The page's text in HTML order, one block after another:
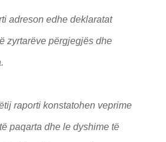
adreson edhe deklaratat
zyrtarëve përgjegjës dhe
raporti konstatohen veprime
paqarta dhe le dyshime të